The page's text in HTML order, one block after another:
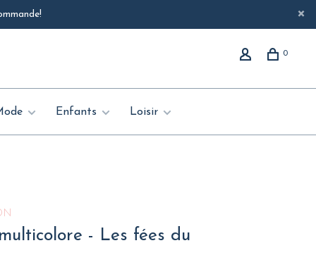
0
Enfants Loisir
- Les fées du